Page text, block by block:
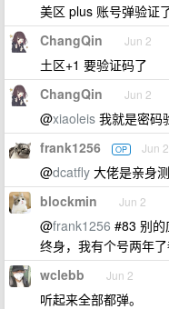
美区 plus 账号弹验证
ChangQin Jun 2
土区+1 要验证码了
ChangQin Jun 2
@xiaoleis 我就是密码
frank1256 OP Jun 2
@dcatfly 大佬是亲身
blockmin Jun 2
@frank1256 #83 别的
终身，我有个号两年
wclebb Jun 2
听起来全部都弹。